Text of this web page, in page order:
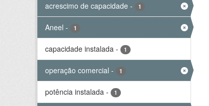
acrescimo de capacidade - 1
Aneel - 1
capacidade instalada - 1
operação comercial - 1
potência instalada - 1